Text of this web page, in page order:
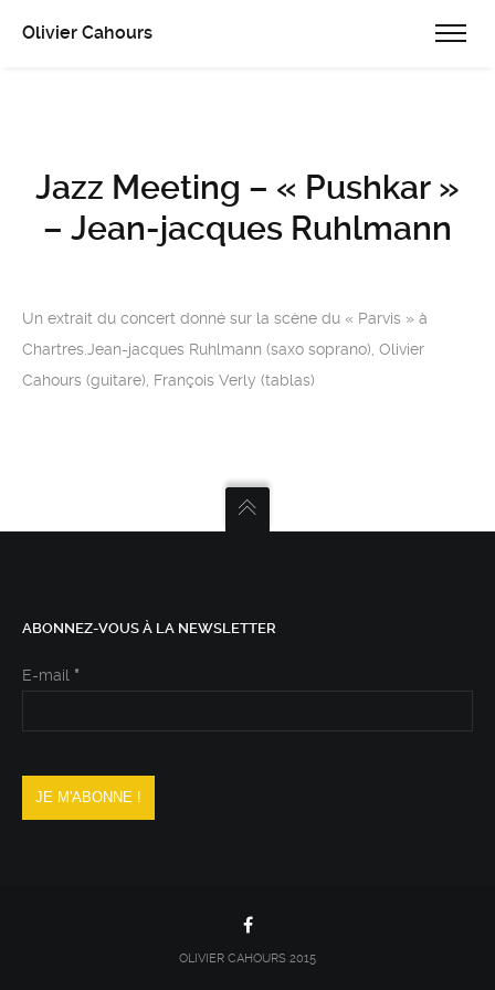
Olivier Cahours
Jazz Meeting – « Pushkar »
– Jean-jacques Ruhlmann
Un extrait du concert donné sur la scène du « Parvis » à
Chartres.Jean-jacques Ruhlmann (saxo soprano), Olivier
Cahours (guitare), François Verly (tablas)
ABONNEZ-VOUS À LA NEWSLETTER
E-mail *
OLIVIER CAHOURS 2015